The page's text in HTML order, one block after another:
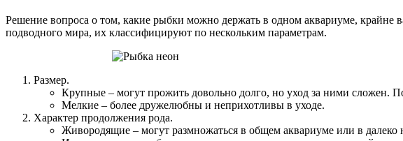
Решение вопроса о том, какие рыбки можно держать в одном аквариуме, крайне
подводного мира, их классифицируют по нескольким параметрам.
Размер.
Крупные – могут прожить довольно долго, но уход за ними сложен.
Мелкие – более дружелюбны и неприхотливы в уходе.
Характер продолжения рода.
Живородящие – могут размножаться в общем аквариуме или в далеко